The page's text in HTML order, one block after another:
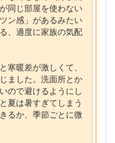
同じ部屋を使わない
ン感」があるみたい
、適度に家族の気配
寒暖差が激しくて、
ました。洗面所とか
ので避けるようにし
夏は暑すぎてしまう
るか、季節ごとに微